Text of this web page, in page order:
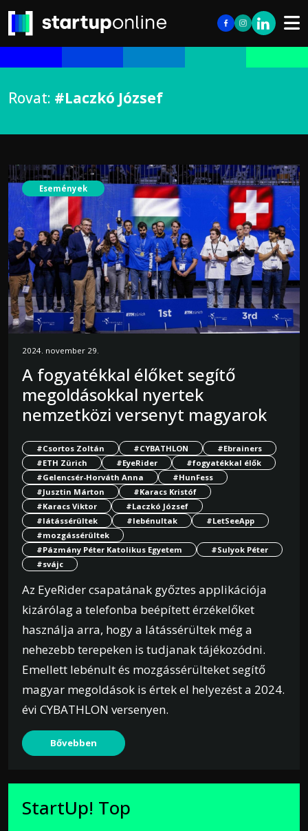
Rovat: #Laczkó József
Események
2024. november 29.
A fogyatékkal élőket segítő
megoldásokkal nyertek
nemzetközi versenyt magyarok
#Csortos Zoltán #CYBATHLON
#Ebrainers
#ETH Zürich
#EyeRider
#fogyatékkal élők
#Gelencsér-Horváth Anna
#HunFess
#Jusztin Márton
#Karacs Kristóf
#Karacs Viktor
#Laczkó József
#látássérültek
#lebénultak
#LetSeeApp
#mozgássérültek
#Pázmány Péter Katolikus Egyetem
#Sulyok Péter
#svájc
Az EyeRider csapatának győztes applikációja
kizárólag a telefonba beépített érzékelőket
használja arra, hogy a látássérültek még a
nehezebb terepeken is tudjanak tájékozódni.
Emellett lebénult és mozgássérülteket segítő
magyar megoldások is értek el helyezést a 2024.
évi CYBATHLON versenyen.
Bővebben
StartUp! Top